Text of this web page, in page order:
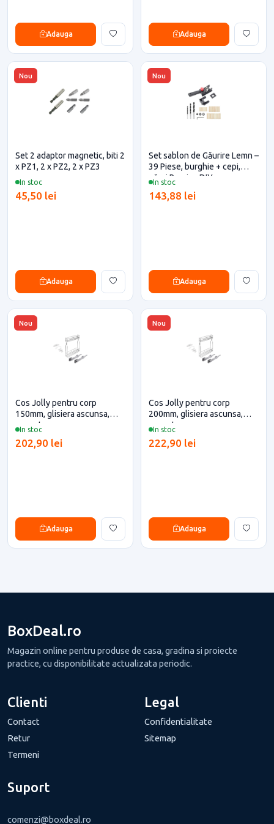
Adauga Adauga
Nou
In stoc
Set 2 adaptor magnetic, biti 2
x PZ1, 2 x PZ2, 2 x PZ3
45,50 lei
Adauga
Nou
In stoc
Set sablon de Găurire Lemn –
39 Piese, burghie + cepi,
găuri Precise DIY
143,88 lei
Adauga
Nou
In stoc
Cos Jolly pentru corp
150mm, glisiera ascunsa,
cromat,
202,90 lei
Adauga
Nou
In stoc
Cos Jolly pentru corp
200mm, glisiera ascunsa,
cromat,
222,90 lei
Adauga
BoxDeal.ro
Magazin online pentru produse de casa, gradina si proiecte
practice, cu disponibilitate actualizata periodic.
Clienti
Contact
Retur
Termeni
Legal
Confidentialitate
Sitemap
Suport
comenzi@boxdeal.ro